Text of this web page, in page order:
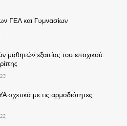
Κέντρα Ξένων Γλωσσών
ΓΕΛ και Γυμνασίων
εξαιτίας του εποχικού
με τις αρμοδιότητες